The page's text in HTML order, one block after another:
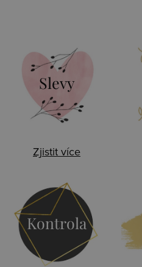
Slevy
Zjistit více
Kontrola